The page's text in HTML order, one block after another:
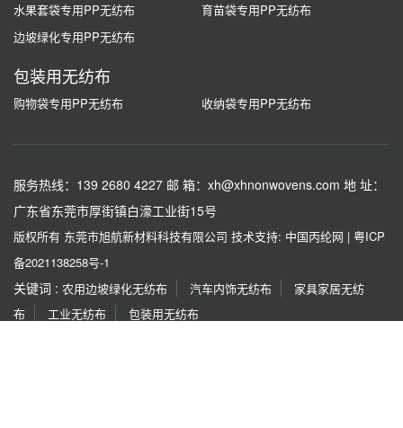
水果套袋专用PP无纺布
育苗袋专用PP无纺布
边坡绿化专用PP无纺布
包装用无纺布
购物袋专用PP无纺布 收纳袋专用PP无纺布
服务热线：139 2680 4227 邮 箱：xh@xhnonwovens.com 地 址：
广东省东莞市厚街镇白濠工业街15号
版权所有 东莞市旭航新材料科技有限公司 技术支持: 中国丙纶网 | 粤ICP
备2021138258号-1
关键词 : 农用边坡绿化无纺布 汽车内饰无纺布
家具家居无纺
布
工业无纺布 包装用无纺布